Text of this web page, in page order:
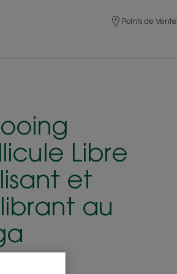
Points de Vente
Libre
et
au
- Nettoie